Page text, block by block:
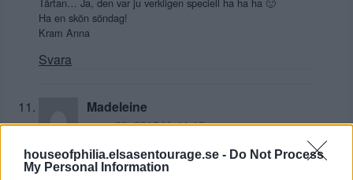
houseofphilia.elsasentourage.se - Do Not Process
My Personal Information
Tårtan… Ja, den var ju verkligen speciell ha ha ha 🙂
Ha en skön söndag!
Kram Anna
Svara
Madeleine
mars 29, 2015 kl. 11:15
Vilket jäkla skönt gäng ni är! Med såna vänner är
man trygg i livet….. (hihi å den där tårtan…säger endel